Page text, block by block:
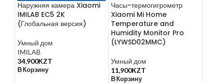
Наружняя камера Xiaomi
IMILAB EC5 2K
(Глобальная версия)
Умный дом
IMILAB
34,900KZT
В Корзину
Часы-термогигрометр
Xiaomi Mi Home
Temperature and
Humidity Monitor Pro
(LYWSD02MMC)
Умный дом
11,900KZT
В Корзину